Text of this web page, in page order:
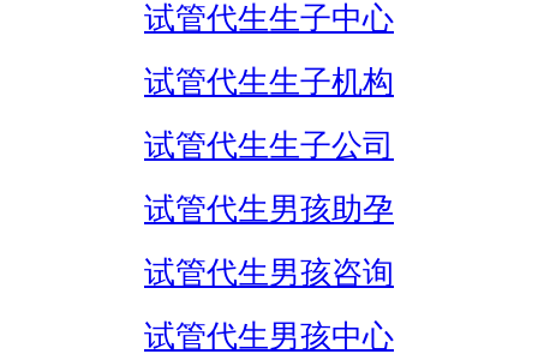
试管代生生子中心
试管代生生子机构
试管代生生子公司
试管代生男孩助孕
试管代生男孩咨询
试管代生男孩中心